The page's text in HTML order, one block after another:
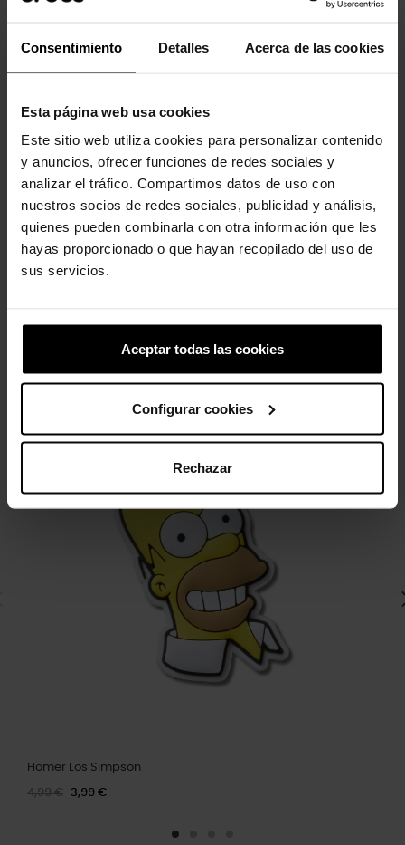
Consentimiento Detalles Acerca de las cookies
Esta página web usa cookies
Este sitio web utiliza cookies para personalizar contenido
y anuncios, ofrecer funciones de redes sociales y
analizar el tráfico. Compartimos datos de uso con
nuestros socios de redes sociales, publicidad y análisis,
quienes pueden combinarla con otra información que les
hayas proporcionado o que hayan recopilado del uso de
sus servicios.
Aceptar todas las cookies
Configurar cookies
Rechazar
-20%
Flor de ganchillo azul
-20%
Floral púrpura meta
Homer Los Simpson
4,99 € 3,99 €